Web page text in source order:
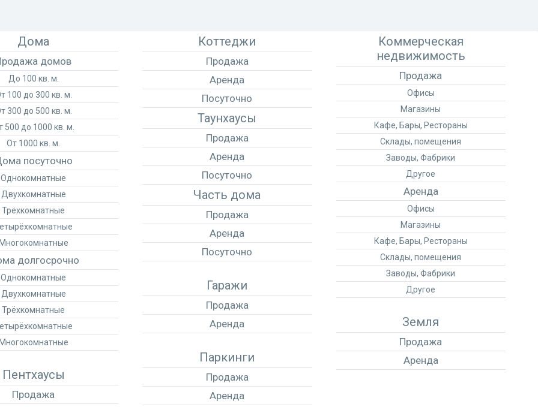
Дома
домов
До 100 кв. м.
100 до 300 кв. м.
300 до 500 кв. м.
500 до 1000 кв. м.
От 1000 кв. м.
посуточно
Однокомнатные
Двухкомнатные
Трёхкомнатные
долгосрочно
Однокомнатные
Двухкомнатные
Трёхкомнатные
Пентхаусы
Продажа
Коттеджи
Продажа
Аренда
Посуточно
Таунхаусы
Продажа
Аренда
Посуточно
Часть дома
Продажа
Аренда
Посуточно
Гаражи
Продажа
Аренда
Паркинги
Продажа
Аренда
Коммерческая
недвижимость
Продажа
Офисы
Магазины
Кафе, Бары, Рестораны
Склады, помещения
Заводы, Фабрики
Другое
Аренда
Офисы
Магазины
Кафе, Бары, Рестораны
Склады, помещения
Заводы, Фабрики
Другое
Земля
Продажа
Аренда